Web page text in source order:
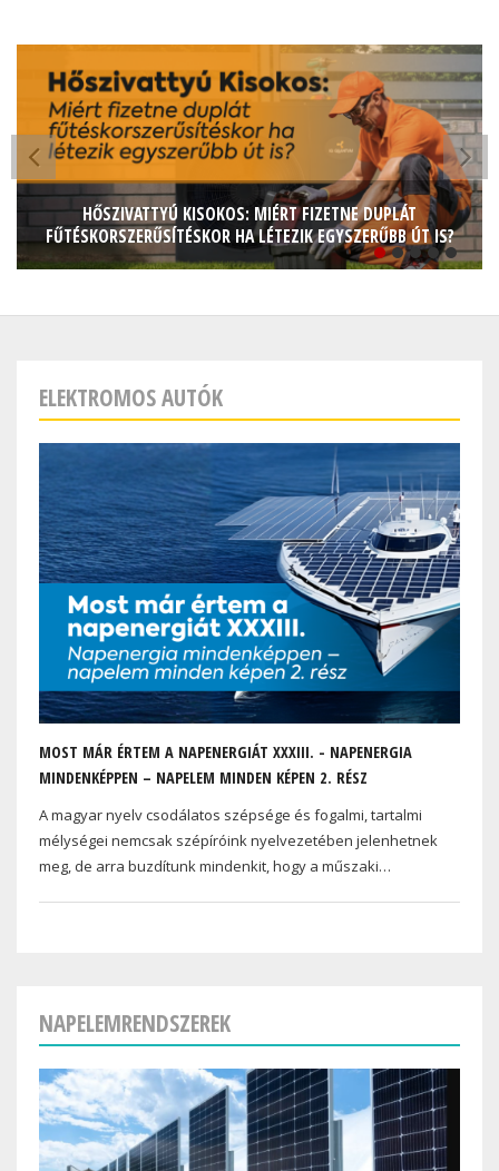
content
HŐSZIVATTYÚ KISOKOS: MIÉRT FIZETNE DUPLÁT
FŰTÉSKORSZERŰSÍTÉSKOR HA LÉTEZIK EGYSZERŰBB ÚT IS?
ELEKTROMOS AUTÓK
MOST MÁR ÉRTEM A NAPENERGIÁT XXXIII. - NAPENERGIA
MINDENKÉPPEN – NAPELEM MINDEN KÉPEN 2. RÉSZ
A magyar nyelv csodálatos szépsége és fogalmi, tartalmi
mélységei nemcsak szépíróink nyelvezetében jelenhetnek
meg, de arra buzdítunk mindenkit, hogy a műszaki…
NAPELEMRENDSZEREK